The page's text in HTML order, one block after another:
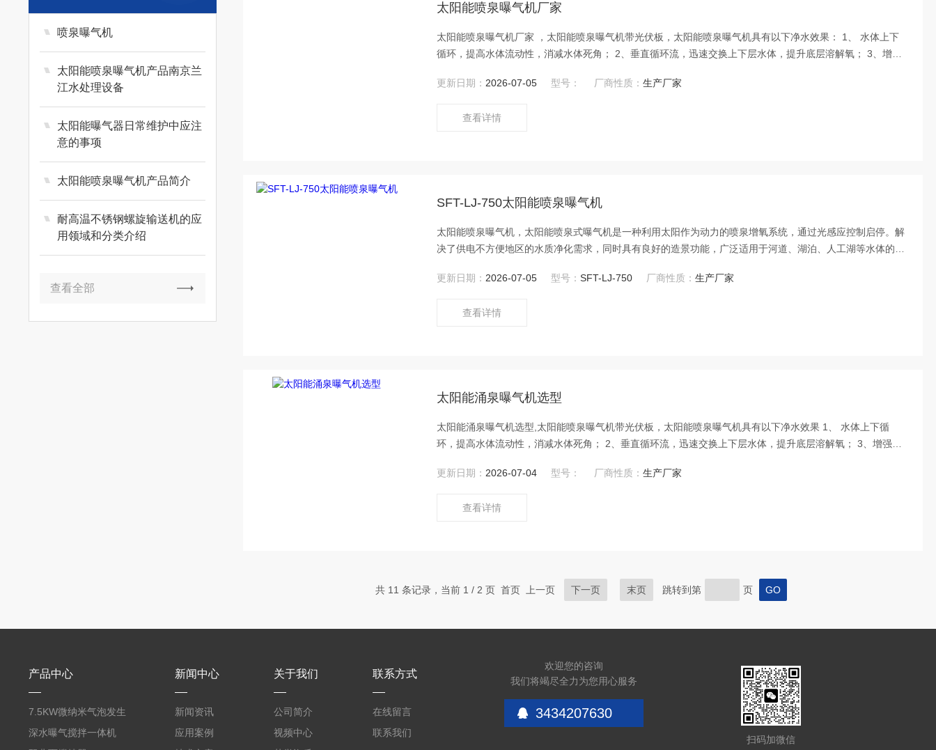
喷泉曝气机
太阳能喷泉曝气机产品南京兰
江水处理设备
太阳能曝气器日常维护中应注
意的事项
太阳能喷泉曝气机产品简介
耐高温不锈钢螺旋输送机的应
用领域和分类介绍
查看全部
太阳能喷泉曝气机厂家
太阳能喷泉曝气机厂家 ，太阳能喷泉曝气机带光伏板，太阳能喷泉曝气机具有以下净水效果： 1、 水体上下
循环，提高水体流动性，消减水体死角； 2、垂直循环流，迅速交换上下层水体，提升底层溶解氧； 3、增强
更新日期： 2026-07-05 型号： 厂商性质：生产厂家
查看详情
SFT-LJ-750太阳能喷泉曝气机
太阳能喷泉曝气机，太阳能喷泉式曝气机是一种利用太阳作为动力的喷泉增氧系统，通过光感应控制启停。解
决了供电不方便地区的水质净化需求，同时具有良好的造景功能，广泛适用于河道、湖泊、人工湖等水体的净
更新日期： 2026-07-05 型号：SFT-LJ-750 厂商性质：生产厂家
查看详情
太阳能涌泉曝气机选型
太阳能涌泉曝气机选型,太阳能喷泉曝气机带光伏板，太阳能喷泉曝气机具有以下净水效果 1、 水体上下循
环，提高水体流动性，消减水体死角； 2、垂直循环流，迅速交换上下层水体，提升底层溶解氧； 3、增强底
更新日期： 2026-07-04 型号： 厂商性质：生产厂家
查看详情
共 11 条记录，当前 1 / 2 页 首页 上一页 下一页 末页 跳转到第 页
产品中心
7.5KW微纳米气泡发生
器曝气机
深水曝气搅拌一体机
新闻中心
新闻资讯
应用案例
关于我们
公司简介
视频中心
联系方式
在线留言
联系我们
欢迎您的咨询
我们将竭尽全力为您用心服务
3434207630
扫码加微信